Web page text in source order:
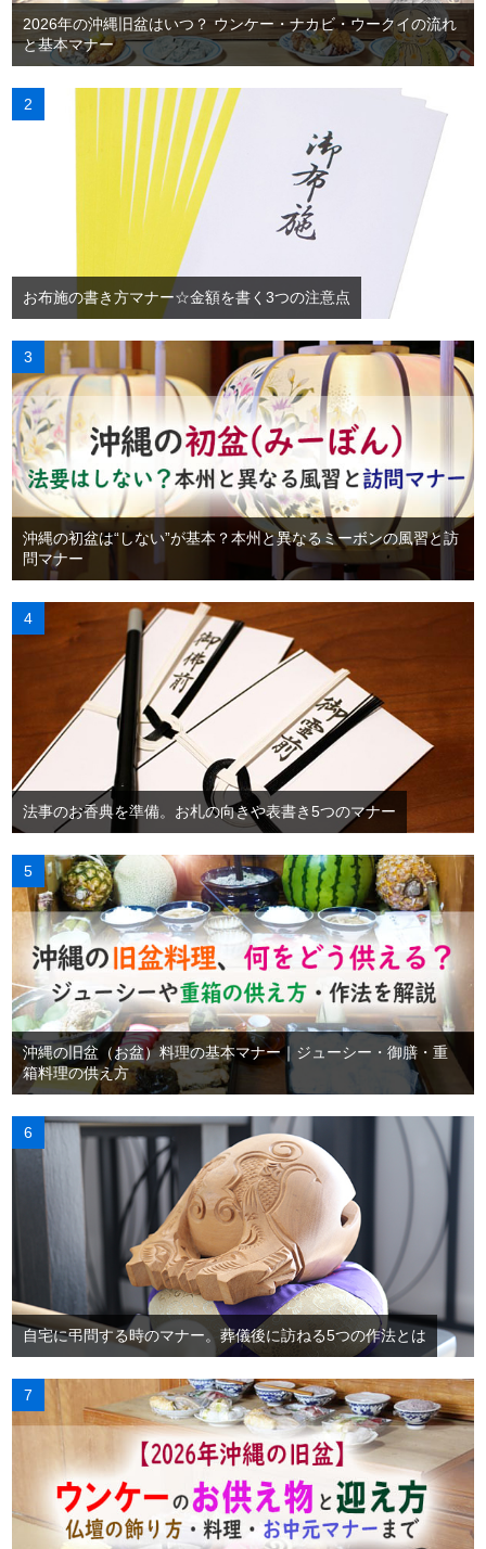
2026年の沖縄旧盆はいつ？ ウンケー・ナカビ・ウークイの流れ
と基本マナー
お布施の書き方マナー☆金額を書く3つの注意点
沖縄の初盆は“しない”が基本？本州と異なるミーボンの風習と訪
問マナー
法事のお香典を準備。お札の向きや表書き5つのマナー
沖縄の旧盆（お盆）料理の基本マナー｜ジューシー・御膳・重
箱料理の供え方
自宅に弔問する時のマナー。葬儀後に訪ねる5つの作法とは